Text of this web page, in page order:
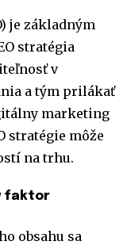
je základným
stratégia
v
a tým prilákať
marketing
stratégie môže
na trhu.
faktor
obsahu sa